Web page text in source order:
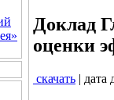
Доклад
оценки
скачать | дата